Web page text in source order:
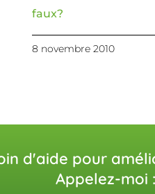
faux?
8 novembre 2010
d'aide pour
Appelez-moi :